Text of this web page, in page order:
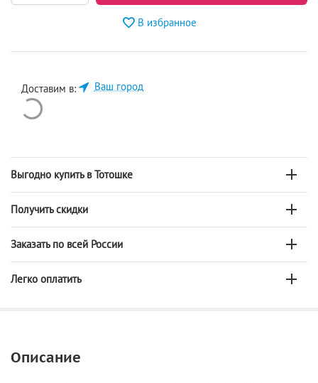
В избранное
Доставим в: Ваш город
Выгодно купить в Тотошке
Получить скидки
Заказать по всей России
Легко оплатить
Описание